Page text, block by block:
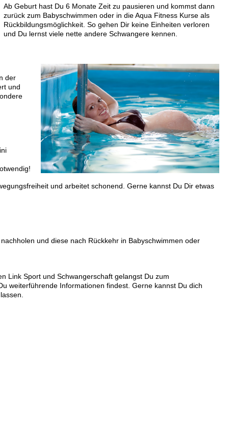
Ab Geburt hast Du 6 Monate Zeit zu pausieren und kommst dann
zurück zum Babyschwimmen oder in die Aqua Fitness Kurse als
Rückbildungsmöglichkeit. So gehen Dir keine Einheiten verloren
und Du lernst viele nette andere Schwangere kennen.
der
und
und arbeitet schonend. Gerne kannst Du Dir etwas
und diese nach Rückkehr in Babyschwimmen oder
Link Sport und Schwangerschaft gelangst Du zum
weiterführende Informationen findest. Gerne kannst Du dich